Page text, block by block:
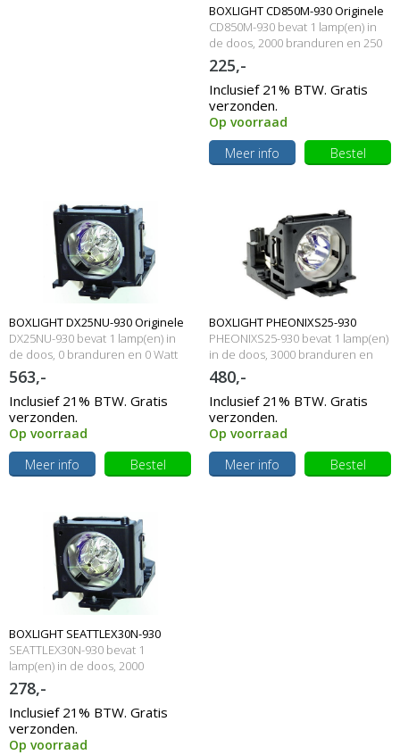
BOXLIGHT CD850M-930 Originele
lamp met behuizing
CD850M-930 bevat 1 lamp(en) in
de doos, 2000 branduren en 250
Watt
225,-
Inclusief 21% BTW. Gratis
verzonden.
Op voorraad
Meer info
Bestel
BOXLIGHT DX25NU-930 Originele
lampmodule
DX25NU-930 bevat 1 lamp(en) in
de doos, 0 branduren en 0 Watt
563,-
Inclusief 21% BTW. Gratis
verzonden.
Op voorraad
Meer info
Bestel
BOXLIGHT PHEONIXS25-930
Originele lampmodule
PHEONIXS25-930 bevat 1 lamp(en)
in de doos, 3000 branduren en
200 Watt
480,-
Inclusief 21% BTW. Gratis
verzonden.
Op voorraad
Meer info
Bestel
BOXLIGHT SEATTLEX30N-930
Originele lampmodule
SEATTLEX30N-930 bevat 1
lamp(en) in de doos, 2000
branduren en 230 Watt
278,-
Inclusief 21% BTW. Gratis
verzonden.
Op voorraad